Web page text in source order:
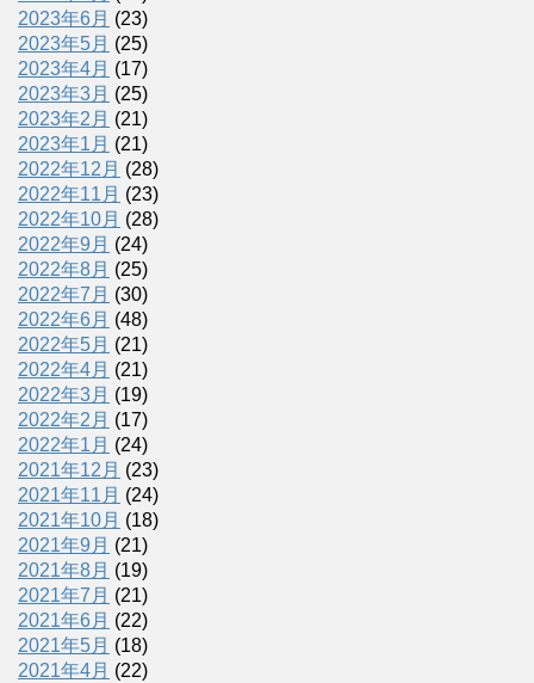
2023年6月 (23)
2023年5月 (25)
2023年4月 (17)
2023年3月 (25)
2023年2月 (21)
2023年1月 (21)
2022年12月 (28)
2022年11月 (23)
2022年10月 (28)
2022年9月 (24)
2022年8月 (25)
2022年7月 (30)
2022年6月 (48)
2022年5月 (21)
2022年4月 (21)
2022年3月 (19)
2022年2月 (17)
2022年1月 (24)
2021年12月 (23)
2021年11月 (24)
2021年10月 (18)
2021年9月 (21)
2021年8月 (19)
2021年7月 (21)
2021年6月 (22)
2021年5月 (18)
2021年4月 (22)